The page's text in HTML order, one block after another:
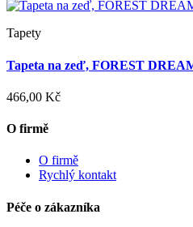
Tapety
Tapeta na zeď, FOREST
466,00 Kč
O firmě
O firmě
Rychlý kontakt
Péče o zákazníka